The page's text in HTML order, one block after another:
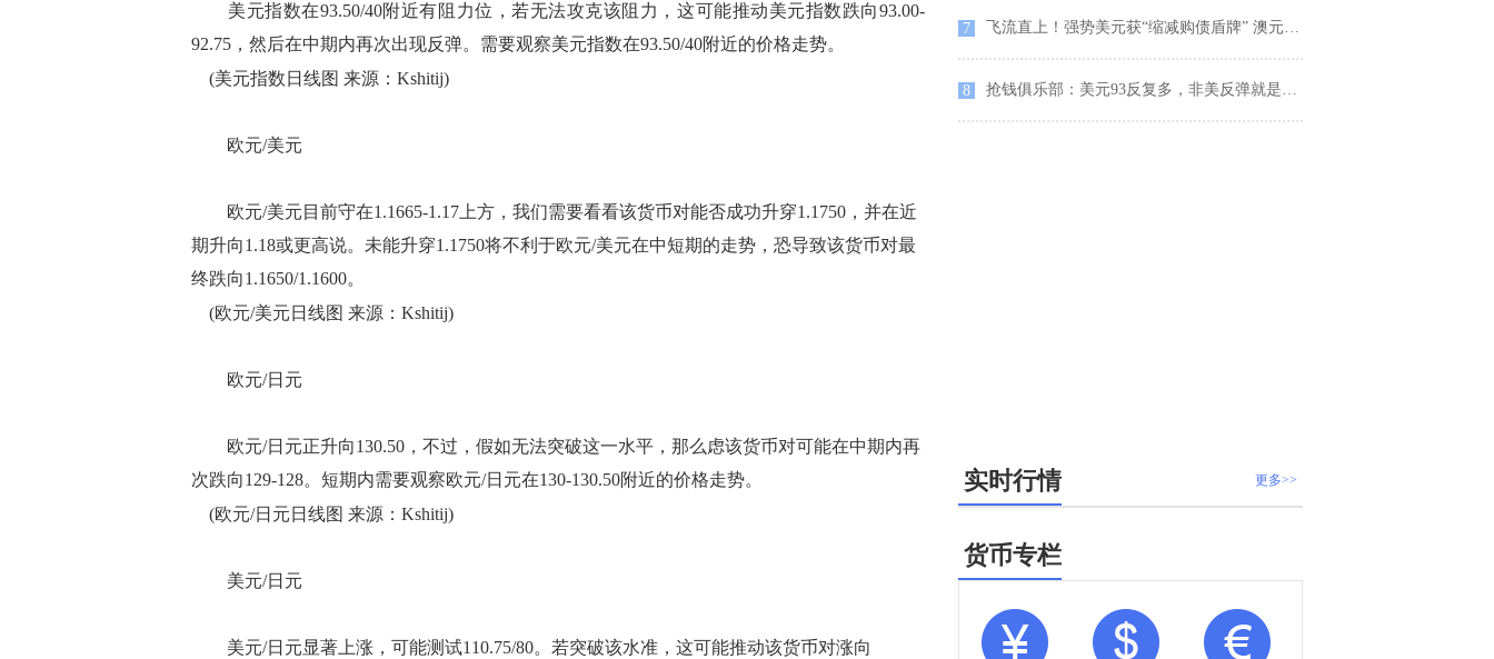
美元指数在93.50/40附近有阻力位，若无法攻克该阻力，这可能推动美元指数跌向93.00-
92.75，然后在中期内再次出现反弹。需要观察美元指数在93.50/40附近的价格走势。
(美元指数日线图 来源：Kshitij)
欧元/美元
欧元/美元目前守在1.1665-1.17上方，我们需要看看该货币对能否成功升穿1.1750，并在近
期升向1.18或更高说。未能升穿1.1750将不利于欧元/美元在中短期的走势，恐导致该货币对最
终跌向1.1650/1.1600。
(欧元/美元日线图 来源：Kshitij)
欧元/日元
欧元/日元正升向130.50，不过，假如无法突破这一水平，那么虑该货币对可能在中期内再
次跌向129-128。短期内需要观察欧元/日元在130-130.50附近的价格走势。
(欧元/日元日线图 来源：Kshitij)
美元/日元
美元/日元显著上涨，可能测试110.75/80。若突破该水准，这可能推动该货币对涨向
7 飞流直上！强势美元获“缩减购债盾牌” 澳元攀高 人民币中间价下调56基点
8 抢钱俱乐部：美元93反复多，非美反弹就是空！
更多>>
实时行情
货币专栏